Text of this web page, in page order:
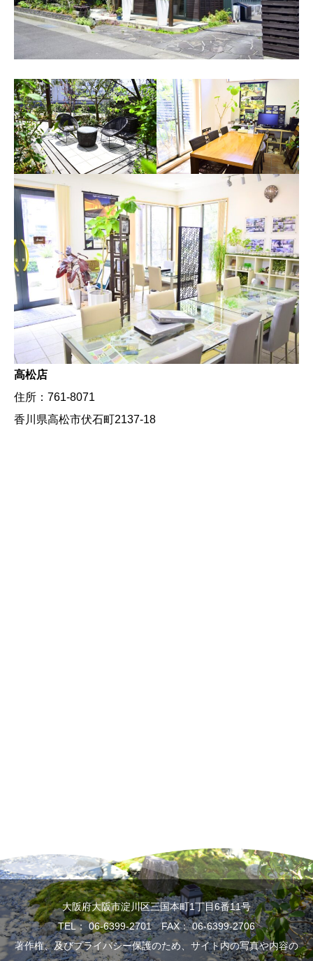
高松店
住所：761-8071
香川県高松市伏石町2137-18
大阪府大阪市淀川区三国本町1丁目6番11号
TEL： 06-6399-2701 FAX： 06-6399-2706
著作権、及びプライバシー保護のため、サイト内の写真や内容の